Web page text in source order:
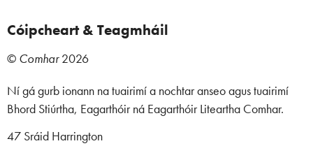
Cóipcheart & Teagmháil
© Comhar2026
Ní gá gurb ionann na tuairimí a nochtar anseo agus tuairimí
Bhord Stiúrtha, Eagarthóir ná Eagarthóir Liteartha Comhar.
47 Sráid Harrington